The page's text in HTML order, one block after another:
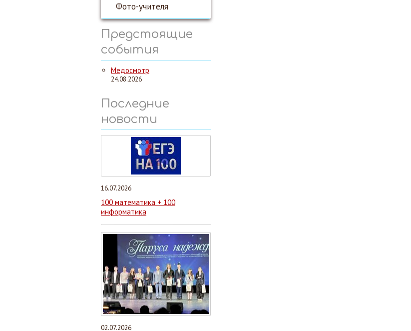
Фото-учителя
Предстоящие
события
Медосмотр
24.08.2026
Последние
новости
16.07.2026
100 математика + 100
информатика
02.07.2026